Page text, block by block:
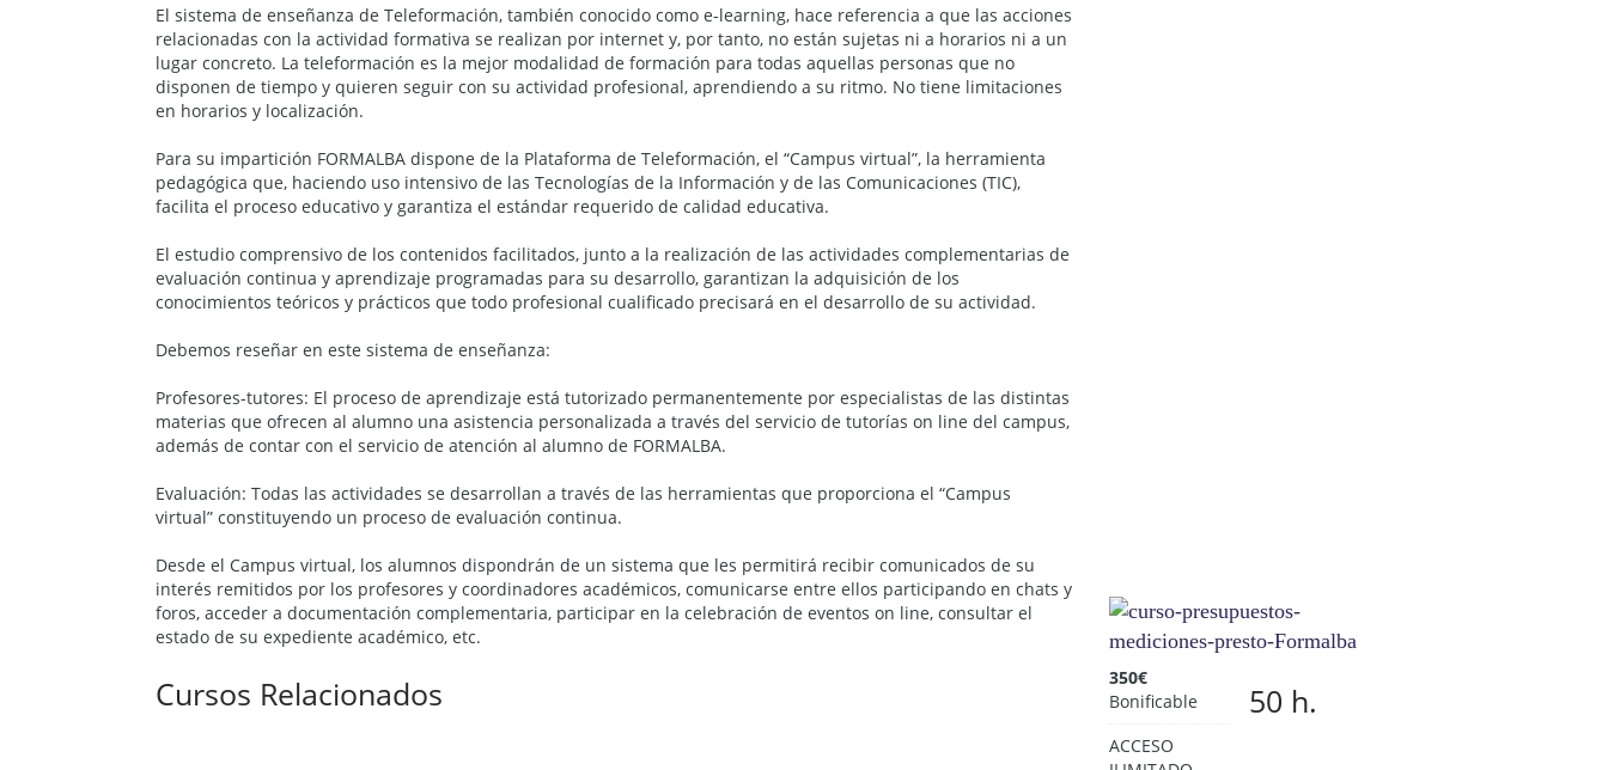
El sistema de enseñanza de Teleformación, también conocido como e-learning, hace referencia a que las acciones
relacionadas con la actividad formativa se realizan por internet y, por tanto, no están sujetas ni a horarios ni a un
lugar concreto. La teleformación es la mejor modalidad de formación para todas aquellas personas que no
disponen de tiempo y quieren seguir con su actividad profesional, aprendiendo a su ritmo. No tiene limitaciones
en horarios y localización.
Para su impartición FORMALBA dispone de la Plataforma de Teleformación, el “Campus virtual”, la herramienta
pedagógica que, haciendo uso intensivo de las Tecnologías de la Información y de las Comunicaciones (TIC),
facilita el proceso educativo y garantiza el estándar requerido de calidad educativa.
El estudio comprensivo de los contenidos facilitados, junto a la realización de las actividades complementarias de
evaluación continua y aprendizaje programadas para su desarrollo, garantizan la adquisición de los
conocimientos teóricos y prácticos que todo profesional cualificado precisará en el desarrollo de su actividad.
Debemos reseñar en este sistema de enseñanza:
Profesores-tutores: El proceso de aprendizaje está tutorizado permanentemente por especialistas de las distintas
materias que ofrecen al alumno una asistencia personalizada a través del servicio de tutorías on line del campus,
además de contar con el servicio de atención al alumno de FORMALBA.
Evaluación: Todas las actividades se desarrollan a través de las herramientas que proporciona el “Campus
virtual” constituyendo un proceso de evaluación continua.
Desde el Campus virtual, los alumnos dispondrán de un sistema que les permitirá recibir comunicados de su
interés remitidos por los profesores y coordinadores académicos, comunicarse entre ellos participando en chats y
foros, acceder a documentación complementaria, participar en la celebración de eventos on line, consultar el
estado de su expediente académico, etc.
Cursos Relacionados 350€
Bonificable
ACCESO
50 h.